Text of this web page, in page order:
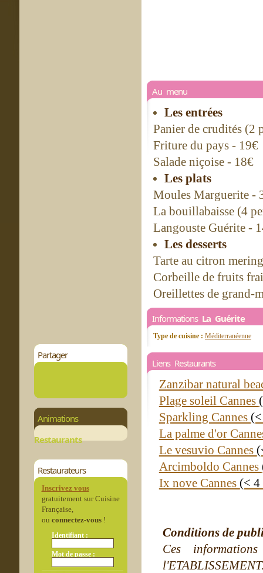
Partager
Animations
Restaurants
Restaurateurs
Inscrivez vous
gratuitement sur Cuisine
Française,
ou connectez-vous!
Identifiant :
Mot de passe :
Au menu
Les entrées
Panier de crudités (2
Friture du pays - 19€
Salade niçoise - 18€
Les plats
Moules Marguerite -
La bouillabaisse (4
Langouste Guérite -
Les desserts
Tarte au citron
Corbeille de fruits
Oreillettes de grand-
Informations La Guérite
Type de cuisine : Méditerranéenne
Liens Restaurants
Zanzibar natural
Plage soleil Cannes
Sparkling Cannes
La palme d'or
Le vesuvio Cannes
Arcimboldo Cannes
Ix nove Cannes (<
Conditions de
Ces